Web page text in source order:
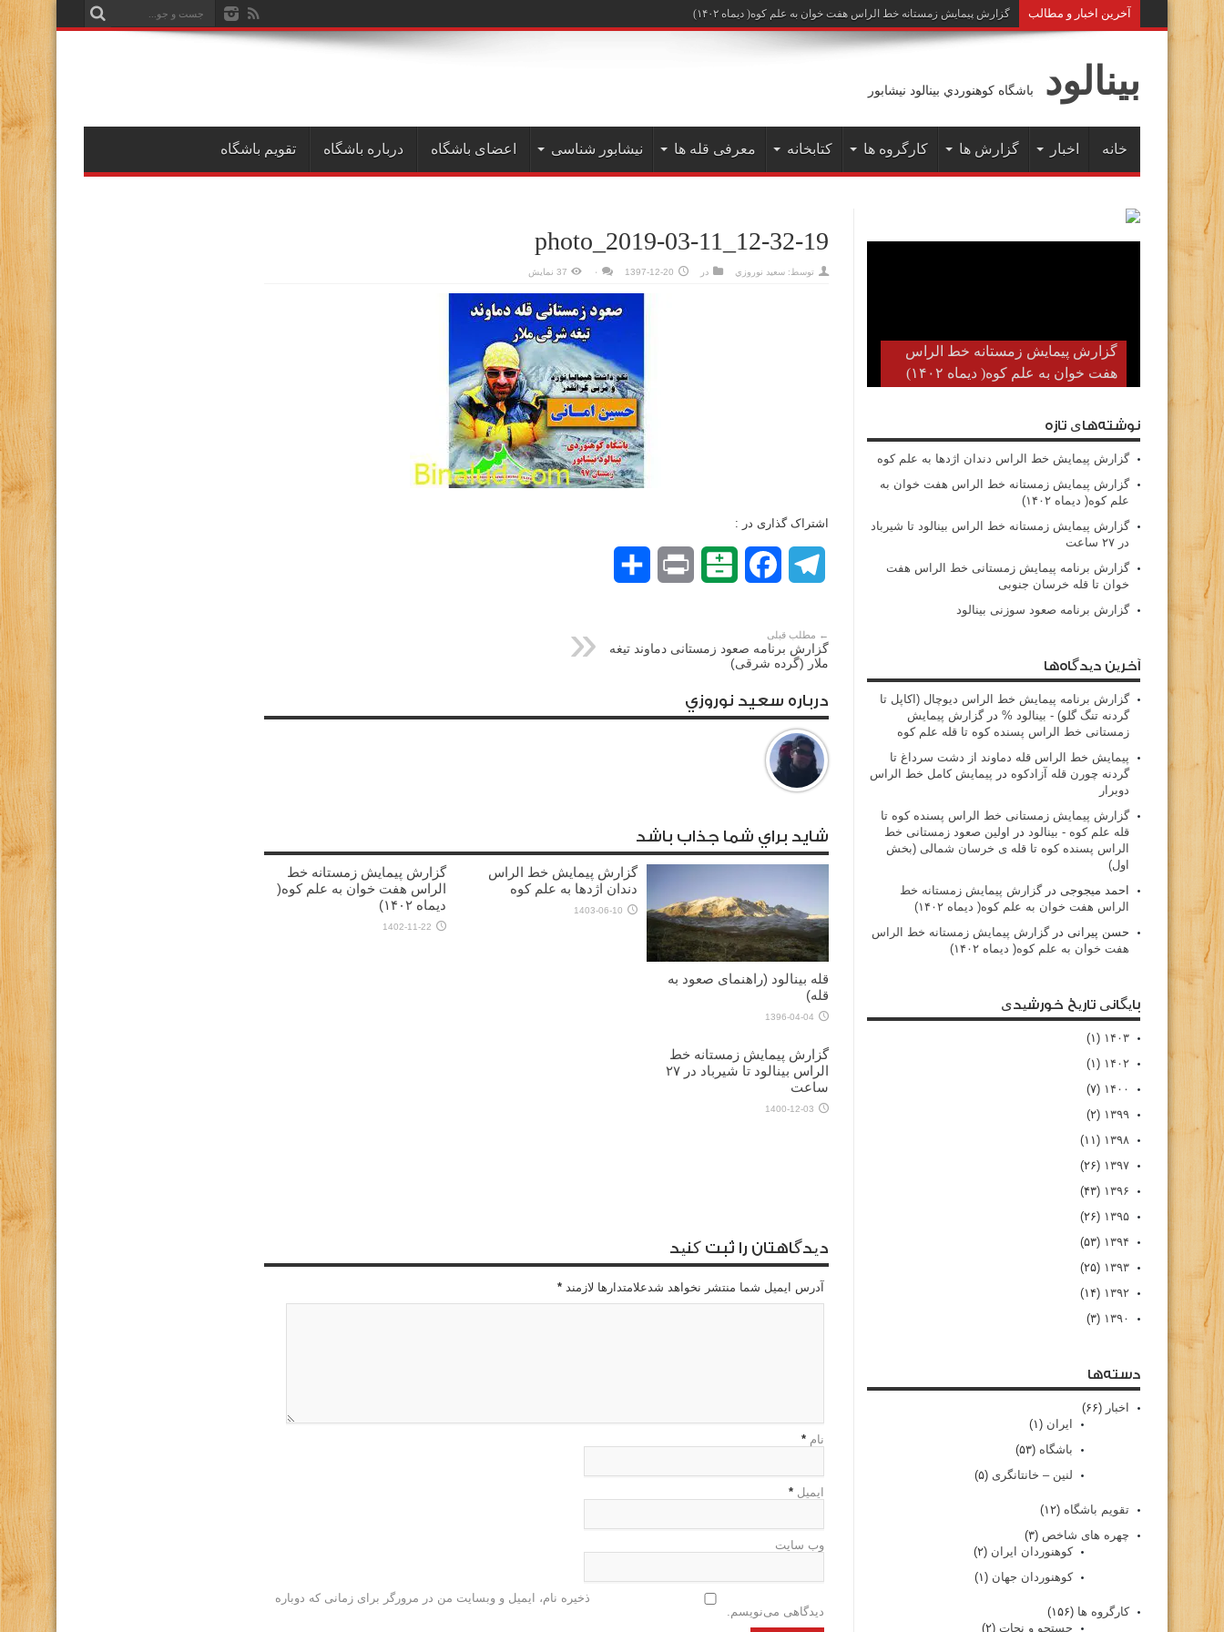
آخرين اخبار و مطالب گزارش پیمایش زمستانه خط الراس هفت خوان به علم کوه( دیماه ۱۴۰۲)
بينالود باشگاه كوهنوردي بينالود نيشابور
خانه اخبار گزارش ها کارگروه ها کتابخانه معرفی قله ها نیشابور شناسی اعضای باشگاه درباره باشگاه تقویم باشگاه
photo_2019-03-11_12-32-19
توسط: سعيد نوروزي در 1397-12-20 ۰ 37 نمایش
اشتراک گذاری در :
Telegram
Facebook
Balatarin
Print
← مطلب قبلی
گزارش برنامه صعود زمستانی دماوند تیغه
ملار (گرده شرقی)
درباره سعيد نوروزي
شايد براي شما جذاب باشد
قله بینالود (راهنمای صعود به
قله)
1396-04-04
گزارش پیمایش خط الراس
دندان اژدها به علم کوه
1403-06-10
گزارش پیمایش زمستانه خط
الراس هفت خوان به علم کوه(
دیماه ۱۴۰۲)
1402-11-22
گزارش پیمایش زمستانه خط
الراس بینالود تا شیرباد در ۲۷
ساعت
1400-12-03
دیدگاهتان را ثبت کنید
آدرس ایمیل شما منتشر نخواهد شدعلامتدارها لازمند *
نام *
ایمیل *
وب سایت
ذخیره نام، ایمیل و وبسایت من در مرورگر برای زمانی که دوباره
دیدگاهی می‌نویسم.
گزارش پیمایش زمستانه خط الراس
هفت خوان به علم کوه( دیماه ۱۴۰۲)
نوشته‌های تازه
گزارش پیمایش خط الراس دندان اژدها به علم کوه
گزارش پیمایش زمستانه خط الراس هفت خوان به
علم کوه( دیماه ۱۴۰۲)
گزارش پیمایش زمستانه خط الراس بینالود تا شیرباد
در ۲۷ ساعت
گزارش برنامه پیمایش زمستانی خط الراس هفت
خوان تا قله خرسان جنوبی
گزارش برنامه صعود سوزنی بینالود
آخرین دیدگاه‌ها
گزارش برنامه پيمايش خط الراس ديوچال (اكاپل تا
گردنه تنگ گلو) - بينالود % درگزارش پیمایش
زمستانی خط الراس پسنده کوه تا قله علم کوه
پيمايش خط الراس قله دماوند از دشت سرداغ تا
گردنه چورن قله آزادكوه در پیمایش کامل خط الراس
دوبرار
گزارش پیمایش زمستانی خط الراس پسنده کوه تا
قله علم کوه - بينالود در
اولین صعود زمستانی خط
الراس پسنده کوه تا قله ی خرسان شمالی (بخش
اول)
احمد میجوجی درگزارش پیمایش زمستانه خط
الراس هفت خوان به علم کوه( دیماه ۱۴۰۲)
حسن پیرانی درگزارش پیمایش زمستانه خط الراس
هفت خوان به علم کوه( دیماه ۱۴۰۲)
بایگانی تاریخ خورشیدی
۱۴۰۳ (۱)
۱۴۰۲ (۱)
۱۴۰۰ (۷)
۱۳۹۹ (۲)
۱۳۹۸ (۱۱)
۱۳۹۷ (۲۶)
۱۳۹۶ (۴۳)
۱۳۹۵ (۲۶)
۱۳۹۴ (۵۳)
۱۳۹۳ (۲۵)
۱۳۹۲ (۱۴)
۱۳۹۰ (۳)
دسته‌ها
اخبار (۶۶)
ایران (۱)
باشگاه (۵۳)
لنین – خانتانگری (۵)
تقویم باشگاه (۱۲)
چهره های شاخص (۳)
کوهنوردان ایران (۲)
کوهنوردان جهان (۱)
کارگروه ها (۱۵۶)
جستجو و نجات (۲)